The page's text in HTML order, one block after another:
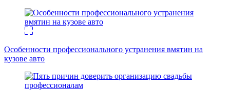
Особенности профессионального устранения вмятин на
кузове авто